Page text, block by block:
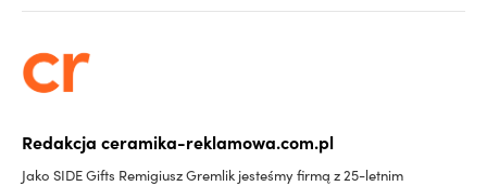
Redakcja ceramika-reklamowa.com.pl
Jako SIDE Gifts Remigiusz Gremlik jesteśmy firmą z 25-letnim